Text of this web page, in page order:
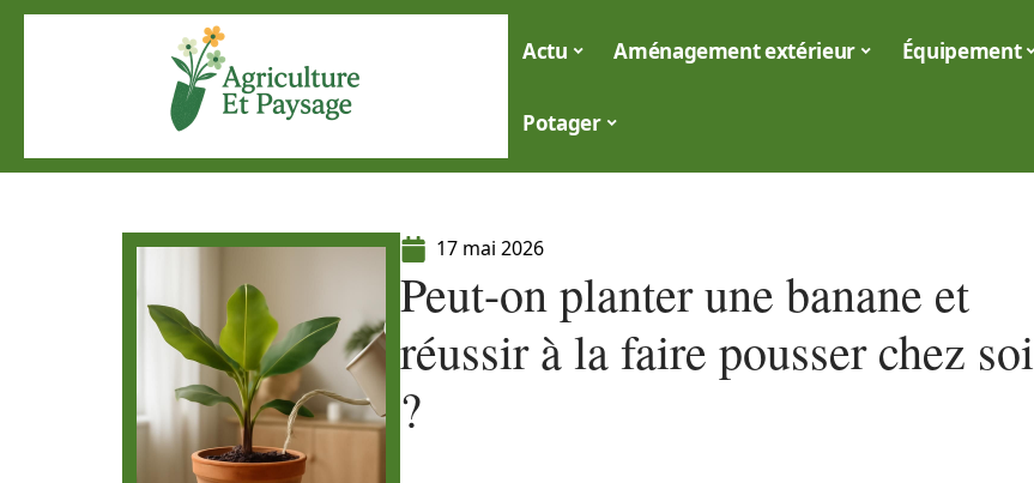
Actu Aménagement extérieur Équipement
Potager
17 mai 2026
Peut-on planter une banane et
réussir à la faire pousser chez soi
?